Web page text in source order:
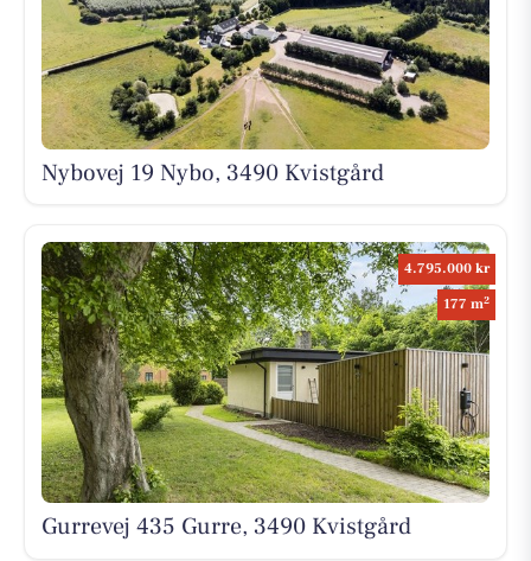
Nybovej 19 Nybo, 3490 Kvistgård
4.795.000 kr
177 m2
Gurrevej 435 Gurre, 3490 Kvistgård